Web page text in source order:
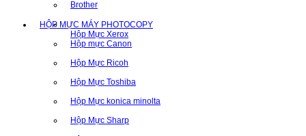
Brother
HỘP MỰC MÁY PHOTOCOPY
Hộp Mực Xerox
Hộp mực Canon
Hộp Mực Ricoh
Hộp Mực Toshiba
Hộp Mực konica minolta
Hộp Mực Sharp